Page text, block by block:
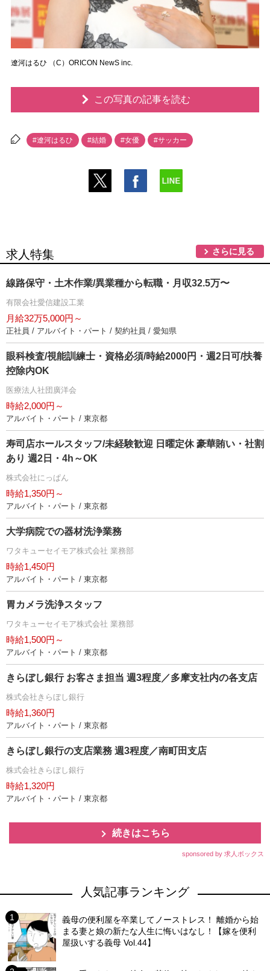
遼河はるひ （C）ORICON NewS inc.
この写真の記事を読む
#遼河はるひ #結婚 #女優 #サッカー
求人特集 さらに見る
線路保守・土木作業/異業種から転職・月収32.5万〜
有限会社愛信建設工業
月給32万5,000円～
正社員 / アルバイト・パート / 契約社員 / 愛知県
眼科検査/視能訓練士・資格必須/時給2000円・週2日可/扶養
控除内OK
医療法人社団廣洋会
時給2,000円～
アルバイト・パート / 東京都
寿司店ホールスタッフ/未経験歓迎 日曜定休 豪華賄い・社割
あり 週2日・4h～OK
株式会社にっぱん
時給1,350円～
アルバイト・パート / 東京都
大学病院での器材洗浄業務
ワタキューセイモア株式会社 業務部
時給1,450円
アルバイト・パート / 東京都
胃カメラ洗浄スタッフ
ワタキューセイモア株式会社 業務部
時給1,500円～
アルバイト・パート / 東京都
きらぼし銀行 お客さま担当 週3程度／多摩支社内の各支店
株式会社きらぼし銀行
時給1,360円
アルバイト・パート / 東京都
きらぼし銀行の支店業務 週3程度／南町田支店
株式会社きらぼし銀行
時給1,320円
アルバイト・パート / 東京都
続きはこちら
sponsored by 求人ボックス
人気記事ランキング
義母の便利屋を卒業してノーストレス！ 離婚から始
まる妻と娘の新たな人生に悔いはなし！【嫁を便利
屋扱いする義母 Vol.44】